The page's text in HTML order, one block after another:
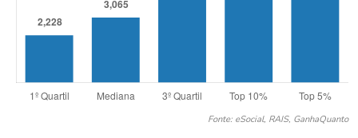
Fonte: eSocial, RAIS, GanhaQuanto